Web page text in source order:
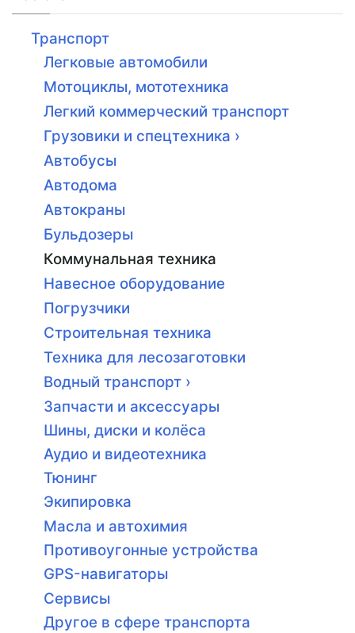
Транспорт
Легковые автомобили
Мотоциклы, мототехника
Легкий коммерческий транспорт
Грузовики и спецтехника ›
Автобусы
Автодома
Автокраны
Бульдозеры
Коммунальная техника
Навесное оборудование
Погрузчики
Строительная техника
Техника для лесозаготовки
Водный транспорт ›
Запчасти и аксессуары
Шины, диски и колёса
Аудио и видеотехника
Тюнинг
Экипировка
Масла и автохимия
Противоугонные устройства
GPS-навигаторы
Сервисы
Другое в сфере транспорта